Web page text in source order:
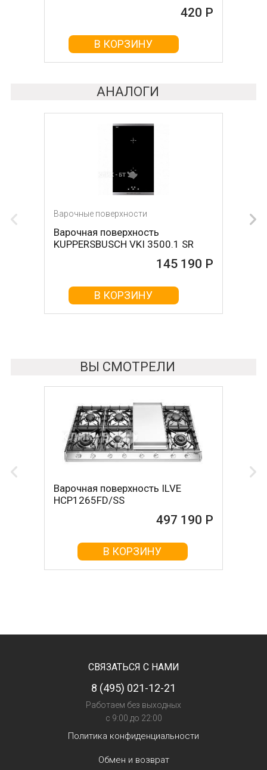
420 Р
В КОРЗИНУ
В КОРЗИНУ
АНАЛОГИ
Варочные поверхности
Варочная поверхность
KUPPERSBUSCH VKI 3500.1 SR
145 190 Р
В КОРЗИНУ
Варочные поверхности
Варочная поверхность NEFF
T68FS6RX2
145 510 Р
В КОРЗИНУ
ВЫ СМОТРЕЛИ
Варочная поверхность ILVE
HCP1265FD/SS
497 190 Р
В КОРЗИНУ
СВЯЗАТЬСЯ С НАМИ
8 (495) 021-12-21
Работаем без выходных
с 9:00 до 22:00
Политика конфиденциальности
Обмен и возврат